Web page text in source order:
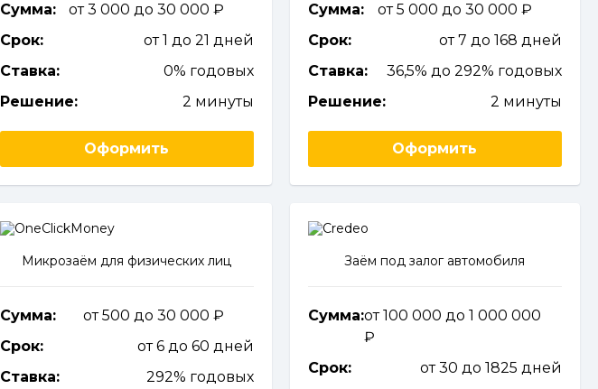
Сумма:
от 3 000 до 30 000
Срок:
от 1 до 21 дней
Ставка:
0% годовых
Решение:
2 минуты
Оформить
Сумма:
от 5 000 до 30 000
Срок:
от 7 до 168 дней
Ставка:
36,5% до 292% годовых
Решение:
2 минуты
Оформить
Микрозаём для физических лиц
Сумма:
от 500 до 30 000
Срок:
от 6 до 60 дней
Ставка:
292% годовых
Заём под залог автомобиля
Сумма:от 100 000 до 1 000 000
Срок:
от 30 до 1825 дней